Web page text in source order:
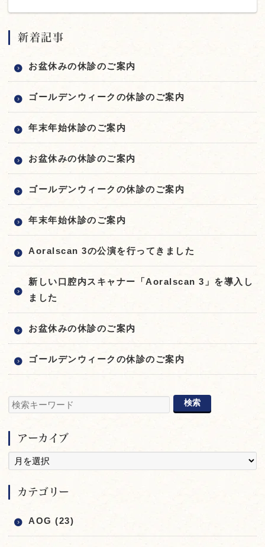
新着記事
お盆休みの休診のご案内
ゴールデンウィークの休診のご案内
年末年始休診のご案内
お盆休みの休診のご案内
ゴールデンウィークの休診のご案内
年末年始休診のご案内
Aoralscan 3の公演を行ってきました
新しい口腔内スキャナー「Aoralscan 3」を導入し
ました
お盆休みの休診のご案内
ゴールデンウィークの休診のご案内
アーカイブ
カテゴリー
AOG (23)